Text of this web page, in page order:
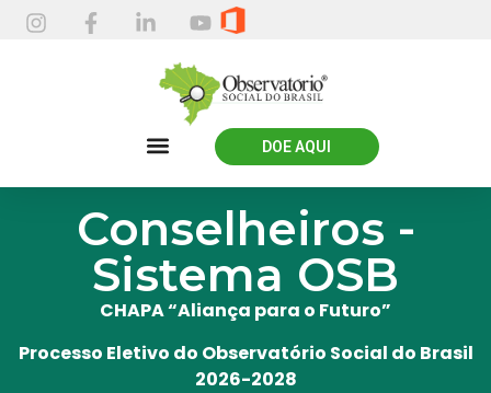
DOE AQUI
Conselheiros -
Sistema OSB
CHAPA “Aliança para o Futuro”
Processo Eletivo do Observatório Social do Brasil
2026-2028